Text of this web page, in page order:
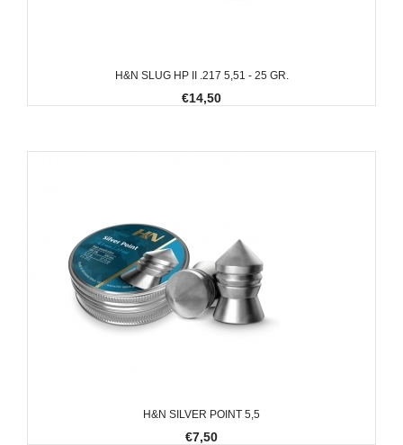
H&N SLUG HP II .217 5,51 - 25 GR.
€14,50
H&N SILVER POINT 5,5
€7,50